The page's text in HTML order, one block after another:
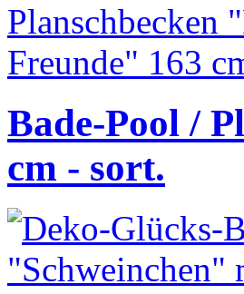
Bade-Pool /
cm - sort.